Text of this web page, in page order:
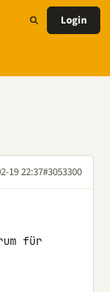
Login
19 22:37#3053300
für